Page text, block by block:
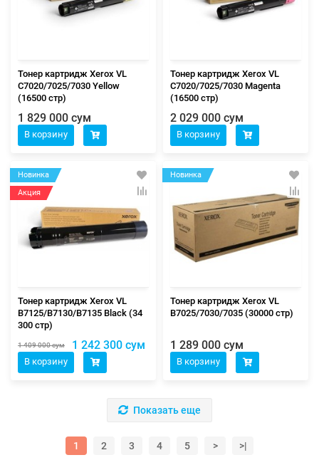
Тонер картридж Xerox VL
C7020/7025/7030 Yellow
(16500 стр)
1 829 000 сум
В корзину
Тонер картридж Xerox VL
C7020/7025/7030 Magenta
(16500 стр)
2 029 000 сум
В корзину
Новинка
Акция
Тонер картридж Xerox VL
B7125/B7130/B7135 Black (34
300 стр)
1 409 000 сум 1 242 300 сум
В корзину
Новинка
Тонер картридж Xerox VL
B7025/7030/7035 (30000 стр)
1 289 000 сум
В корзину
Показать еще
1 2 3 4 5 > >|